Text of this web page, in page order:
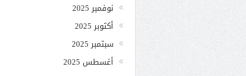
نوفمبر 2025
أكتوبر 2025
سبتمبر 2025
أغسطس 2025